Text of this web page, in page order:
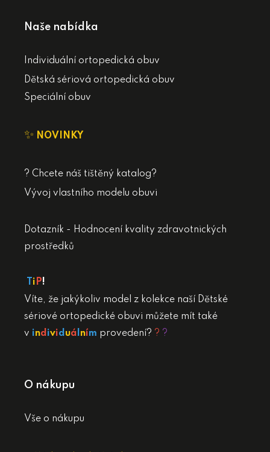
Naše nabídka
Individuální ortopedická obuv
Dětská sériová ortopedická obuv
Speciální obuv
✨ NOVINKY
? Chcete náš tištěný katalog?
Vývoj vlastního modelu obuvi
Dotazník - Hodnocení kvality zdravotnických
prostředků
T iP!
Víte, že jakýkoliv model z kolekce naší Dětské
sériové ortopedické obuvi můžete mít také
v individuálním provedení? ? ?
O nákupu
Vše o nákupu